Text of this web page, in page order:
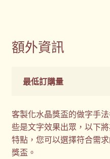
額外資訊
最低訂購量
客製化水晶獎盃的做字手
些是文字效果出眾，以下
特點，您可以選擇符合需
獎盃。